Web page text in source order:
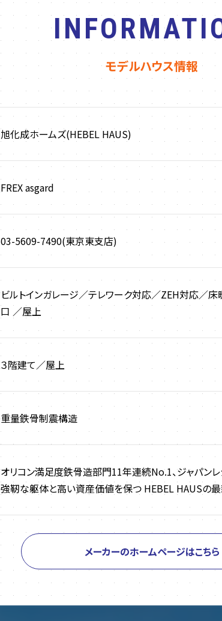
モデルハウス情報
旭化成ホームズ(HEBEL HAUS)
FREX asgard
03-5609-7490(東京東支店)
ビルトインガレージ／テレワーク対応／ZEH対応／
口 ／屋上
３階建て／屋上
重量鉄骨制震構造
オリコン満足度鉄骨造部門11年連続No.1、ジャパン
強靭な躯体と高い資産価値を保つ HEBEL HAUSの最
メーカーのホームページはこちら